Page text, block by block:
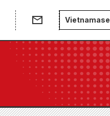
Vietnamase